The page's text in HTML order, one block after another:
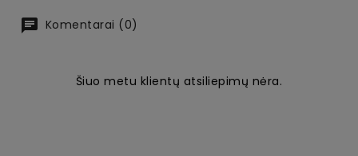
Komentarai (0)
Šiuo metu klientų atsiliepimų nėra.